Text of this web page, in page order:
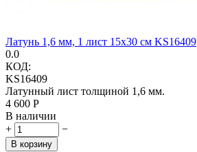
Латунь 1,6 мм, 1 лист 15х30 см KS16409
0.0
КОД:
KS16409
Латунный лист толщиной 1,6 мм.
4 600 Р
В наличии
+
−
В корзину